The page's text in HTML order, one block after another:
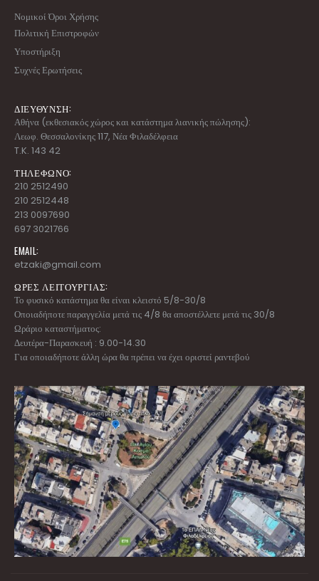
Νομικοί Όροι Χρήσης
Πολιτική Επιστροφών
Υποστήριξη
Συχνές Ερωτήσεις
ΔΙΕΥΘΥΝΣΗ:
Αθήνα (εκθεσιακός χώρος και κατάστημα λιανικής πώλησης):
Λεωφ. Θεσσαλονίκης 117, Νέα Φιλαδέλφεια
T.K. 143 42
ΤΗΛΕΦΩΝΟ:
210 2512490
210 2512448
213 0097690
697 3021766
EMAIL:
etzaki@gmail.com
ΩΡΕΣ ΛΕΙΤΟΥΡΓΙΑΣ:
Το φυσικό κατάστημα θα είναι κλειστό 5/8-30/8
Οποιαδήποτε παραγγελία μετά τις 4/8 θα αποστέλλετε μετά τις 30/8
Ωράριο καταστήματος:
Δευτέρα-Παρασκευή : 9.00-14.30
Για οποιαδήποτε άλλη ώρα θα πρέπει να έχει οριστεί ραντεβού